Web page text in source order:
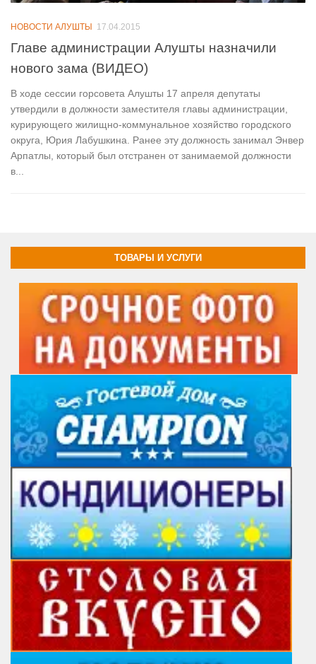
НОВОСТИ АЛУШТЫ 17.04.2015
Главе администрации Алушты назначили
нового зама (ВИДЕО)
В ходе сессии горсовета Алушты 17 апреля депутаты
утвердили в должности заместителя главы администрации,
курирующего жилищно-коммунальное хозяйство городского
округа, Юрия Лабушкина. Ранее эту должность занимал Энвер
Арпатлы, который был отстранен от занимаемой должности
в...
ТОВАРЫ И УСЛУГИ